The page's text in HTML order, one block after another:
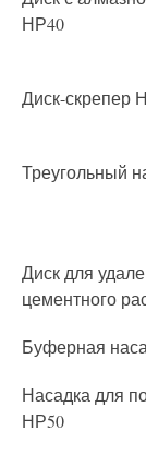
НР40
Диск-скрепер
Треугольный
Диск для
цементного
Буферная
Насадка для
НР50